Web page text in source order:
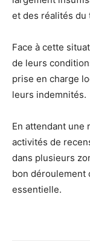
et des réalités du
Face à cette
de leurs
prise en charge
leurs indemnités.
En attendant une
activités de
dans plusieurs
bon déroulement
essentielle.